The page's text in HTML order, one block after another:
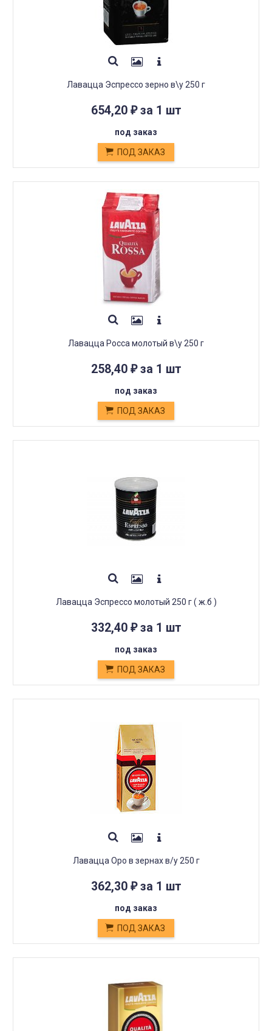
Лавацца Эспрессо зерно в\у 250 г
654,20 ₽за 1 шт
под заказ
ПОД ЗАКАЗ
Лавацца Росса молотый в\у 250 г
258,40 ₽за 1 шт
под заказ
ПОД ЗАКАЗ
Лавацца Эспрессо молотый 250 г ( ж.б )
332,40 ₽за 1 шт
под заказ
ПОД ЗАКАЗ
Лавацца Оро в зернах в/у 250 г
362,30 ₽за 1 шт
под заказ
ПОД ЗАКАЗ